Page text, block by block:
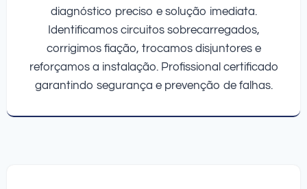
diagnóstico preciso e solução imediata.
Identificamos circuitos sobrecarregados,
corrigimos fiação, trocamos disjuntores e
reforçamos a instalação. Profissional certificado
garantindo segurança e prevenção de falhas.